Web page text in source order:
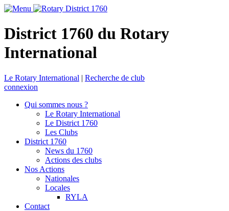
District 1760 du Rotary
International
Le Rotary International | Recherche de club
connexion
Qui sommes nous ?
Le Rotary International
Le District 1760
Les Clubs
District 1760
News du 1760
Actions des clubs
Nos Actions
Nationales
Locales
RYLA
Contact